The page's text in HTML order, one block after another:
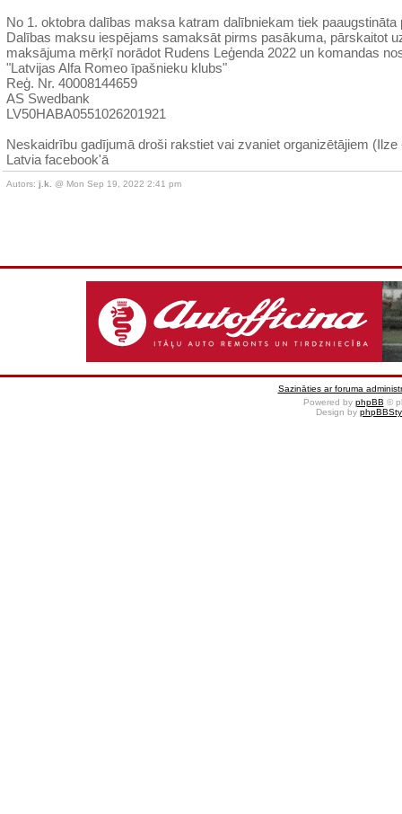
No 1. oktobra dalības maksa katram dalībniekam tiek paaugstināta
Dalības maksu iespējams samaksāt pirms pasākuma, pārskaitot
maksājuma mērķī norādot Rudens Leģenda 2022 un komandas
"Latvijas Alfa Romeo īpašnieku klubs"
Reģ. Nr. 40008144659
AS Swedbank
LV50HABA0551026201921
Neskaidrību gadījumā droši rakstiet vai zvaniet organizētājiem
Latvia facebook'ā
Autors: j.k. @ Mon Sep 19, 2022 2:41 pm
Sazināties ar foruma
Powered by phpBB ©
Design by